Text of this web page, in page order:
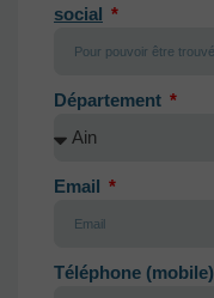
social
Département
Email
Téléphone (mobile)